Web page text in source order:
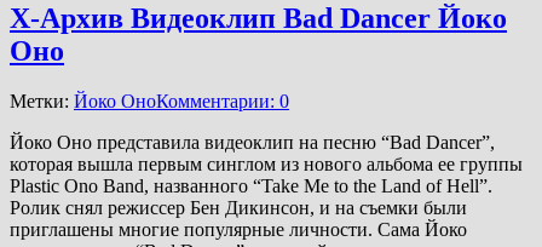
Х-Архив Видеоклип Bad Dancer Йоко
Оно
Метки: Йоко ОноКомментарии: 0
Йоко Оно представила видеоклип на песню “Bad Dancer”,
которая вышла первым синглом из нового альбома ее группы
Plastic Ono Band, названного “Take Me to the Land of Hell”.
Ролик снял режиссер Бен Дикинсон, и на съемки были
приглашены многие популярные личности. Сама Йоко